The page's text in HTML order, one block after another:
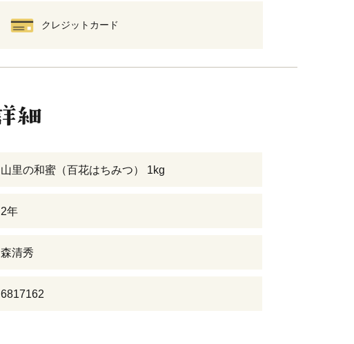
クレジットカード
山里の和蜜（百花はちみつ） 1kg
2年
森清秀
6817162